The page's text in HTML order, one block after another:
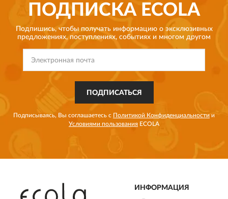
ПОДПИСКА ECOLA
Подпишись, чтобы получать информацию о эксклюзивных
предложениях, поступлениях, событиях и многом другом
ПОДПИСАТЬСЯ
Подписываясь, Вы соглашаетесь с Политикой Конфиденциальности и
Условиями пользования ECOLA
ИНФОРМАЦИЯ